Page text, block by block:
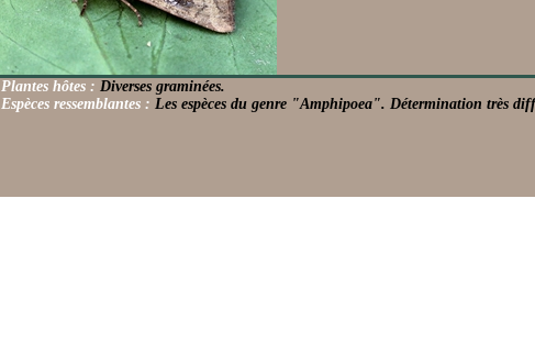
Plantes hôtes : Diverses graminées.
Espèces ressemblantes : Les espèces du genre "Amphipoea". Détermination très